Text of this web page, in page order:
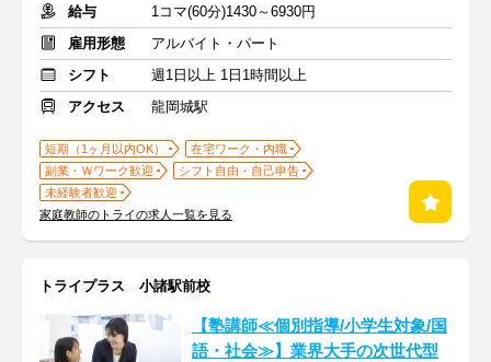
給与
1コマ(60分)1430～6930円
雇用形態
アルバイト・パート
シフト
週1日以上 1日1時間以上
アクセス
龍岡城駅
短期（1ヶ月以内OK）
在宅ワーク・内職
副業・Ｗワーク歓迎
シフト自由・自己申告
未経験者歓迎
家庭教師のトライの求人一覧を見る
トライプラス 小諸駅前校
【塾講師≪個別指導/小学生対象/国
語・社会≫】業界大手の次世代型